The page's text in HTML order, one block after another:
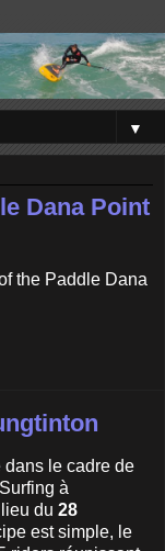
▼
Dana Point
the Paddle Dana
dans le cadre de
à
du 28
est simple, le